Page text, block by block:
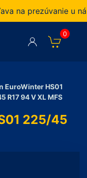
prezúvanie u nás
0
EuroWinter HS01
R17 94 V XL MFS
225/45